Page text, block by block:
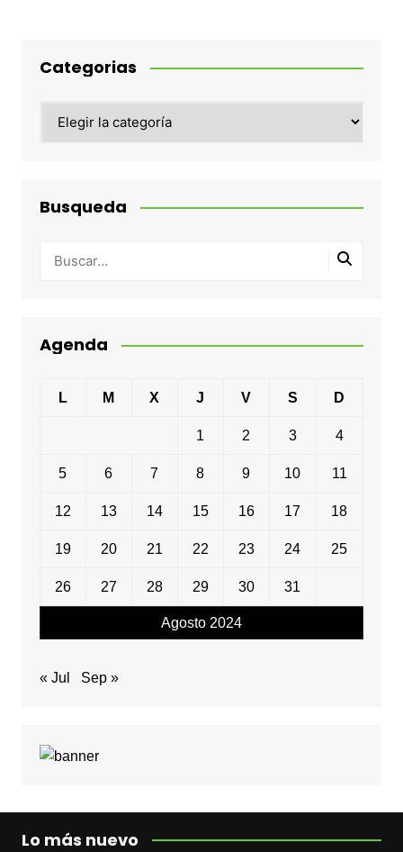
Categorias
Busqueda
Agenda
Agosto 2024
L M X J V S D
1 2 3 4
5 6 7 8 9 10 11
12 13 14 15 16 17 18
19 20 21 22 23 24 25
26 27 28 29 30 31
« Jul Sep »
Lo más nuevo